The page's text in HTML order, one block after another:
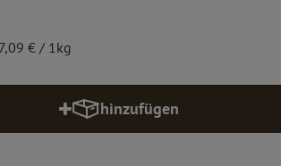
€ / 1kg
hinzufügen
Produkt zum Warenkorb